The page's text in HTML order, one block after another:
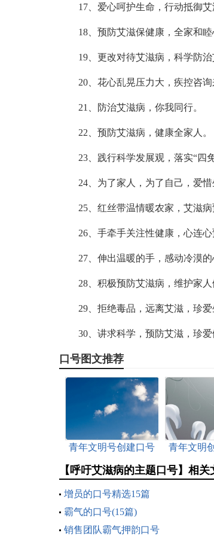
17、爱心呵护生命，行动抵御艾
18、预防艾滋保健康，全家和睦
19、更改对待艾滋病，科学防治
20、花心乱晃压力大，疾控咨询
21、防治艾滋病，你我同行。
22、预防艾滋病，健康全家人。
23、践行科学发展观，落实“四
24、为了家人，为了自己，爱惜
25、红丝带温情暖农家，艾滋病
26、手牵手关注性健康，心连心
27、伸出温暖的手，感动冷漠
28、积极预防艾滋病，维护家人
29、拒绝毒品，远离艾滋，珍爱
30、讲求科学，预防艾滋，珍爱
口号图文推荐
青年文明号创建口号
青年文明
【呼吁艾滋病的主题口号】相关
增员的口号精选15篇
霸气的口号(15篇)
销售团队霸气押韵口号